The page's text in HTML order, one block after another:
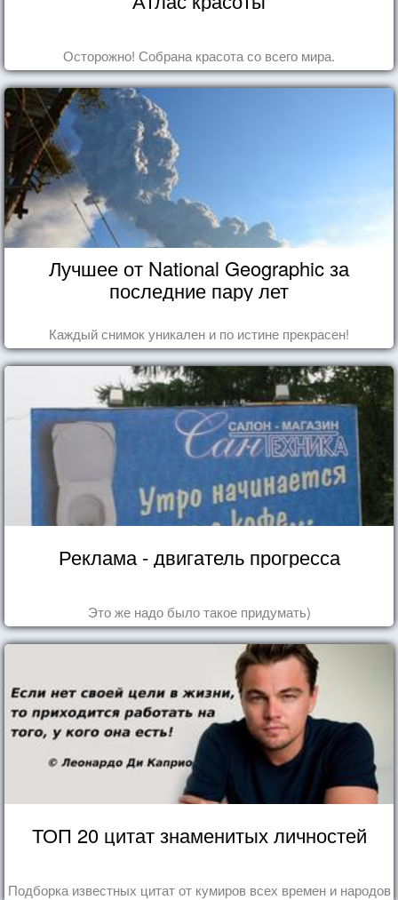
Осторожно! Собрана красота со всего мира.
Лучшее от National Geographic за
последние пару лет
Каждый снимок уникален и по истине прекрасен!
Реклама - двигатель прогресса
Это же надо было такое придумать)
ТОП 20 цитат знаменитых личностей
Подборка известных цитат от кумиров всех времен и народов